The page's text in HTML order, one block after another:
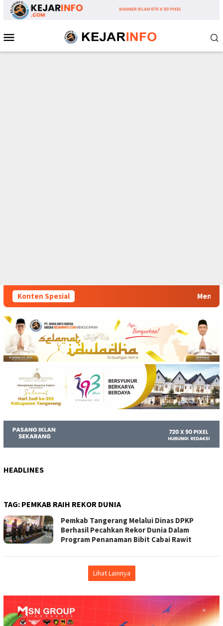
Loncat
Mobile
Konten Spesial Mencuatnya Dugaan Nepotisme
HEADLINES
TAG: PEMKAB RAIH REKOR DUNIA
Pemkab Tangerang Melalui Dinas DPKP
Berhasil Pecahkan Rekor Dunia Dalam
Program Penanaman Bibit Cabai Rawit
Lihat Lainnya